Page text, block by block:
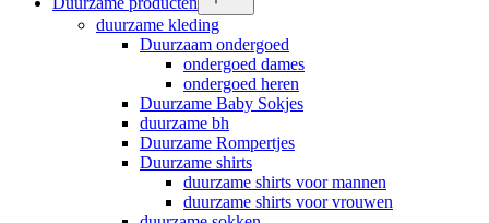
menu
duurzame kleding
Duurzaam ondergoed
ondergoed dames
ondergoed heren
Duurzame Baby Sokjes
duurzame bh
Duurzame Rompertjes
Duurzame shirts
duurzame shirts voor mannen
duurzame shirts voor vrouwen